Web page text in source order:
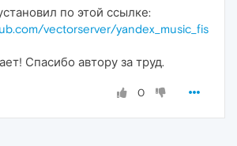
по этой ссылке:
vectorserver/yandex_music_fis
Спасибо автору за труд.
0